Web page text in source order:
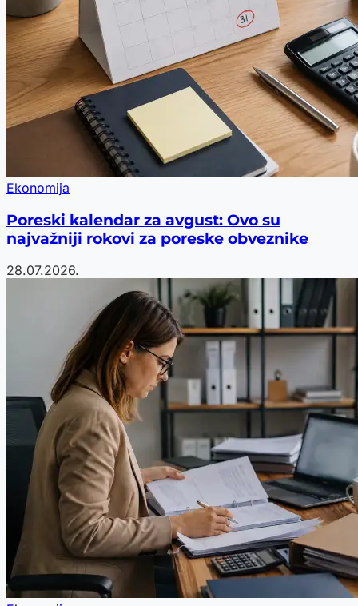
Ekonomija
Poreski kalendar za avgust: Ovo su
najvažniji rokovi za poreske obveznike
28.07.2026.